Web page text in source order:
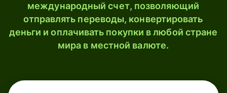
международный счет, позволяющий
отправлять переводы, конвертировать
деньги и оплачивать покупки в любой стране
мира в местной валюте.